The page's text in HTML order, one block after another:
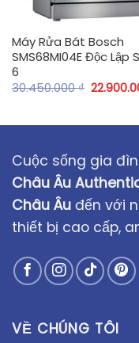
Máy Rửa Bát Bosch
SMS68MI04E Độc Lập
6
30.450.000₫
Cuộc sống gia
Châu Âu
Châu Âu đến với
thiết bị cao cấp,
VỀ CHÚNG TÔI